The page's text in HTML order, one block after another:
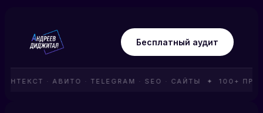
Бесплатный аудит
· АВИТО · TELEGRAM · SEO · САЙТЫ ✦ 100+